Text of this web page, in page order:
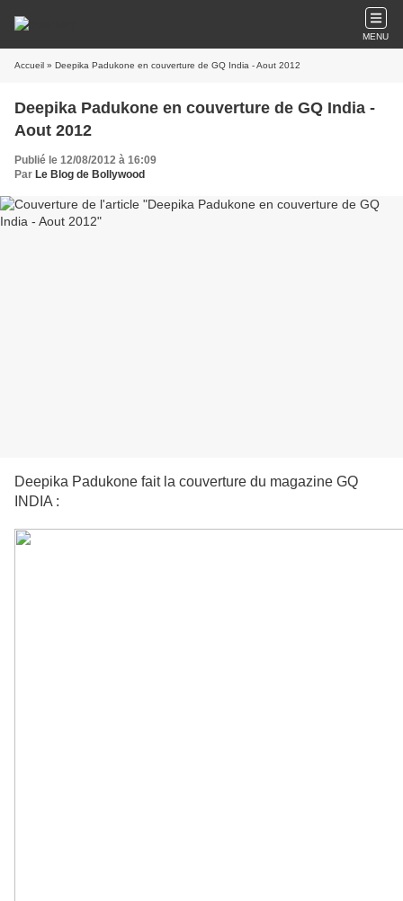
MENU
Accueil » Deepika Padukone en couverture de GQ India - Aout 2012
Deepika Padukone en couverture de GQ India -
Aout 2012
Publié le 12/08/2012 à 16:09
Par Le Blog de Bollywood
Deepika Padukone fait la couverture du magazine GQ
INDIA :